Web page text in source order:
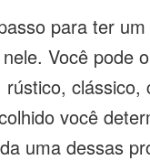
para ter
Você pode
rústico,
você
uma dessas